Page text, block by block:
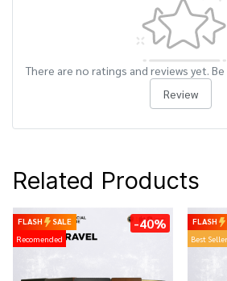
There are no ratings and reviews yet.
Review
Related Products
FLASH
SALE
Recomended
-40% FLASH
Best Seller